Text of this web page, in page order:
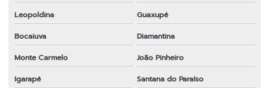
Leopoldina
Guaxupé
Bocaiuva
Diamantina
Monte Carmelo
João Pinheiro
Igarapé
Santana do Paraíso